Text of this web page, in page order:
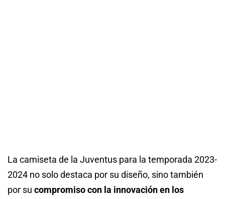
La camiseta de la Juventus para la temporada 2023-
2024 no solo destaca por su diseño, sino también
por su compromiso con la innovación en los